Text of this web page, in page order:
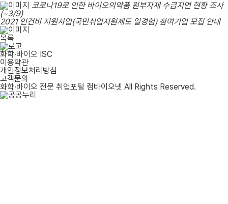
코로나19로 인한 바이오의약품 원부자재 수급지연 현황 조사
(~3/9)
2021 인건비 지원사업(국민취업지원제도 일경험) 참여기업 모집 안내
목록
화학·바이오 ISC
이용약관
개인정보처리방침
고객문의
화학·바이오 전문 취업포털 캠바이오넷 All Rights Reserved.